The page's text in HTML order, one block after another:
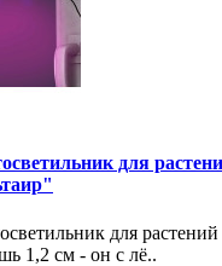
для
для
1,2 см - он с лё..